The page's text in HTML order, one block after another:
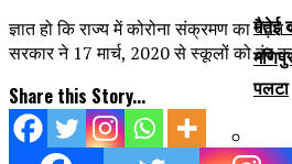
मैतेई
पलटा
ज्ञात हो कि राज्य में कोरोना संक्रमण का
सरकार ने 17 मार्च, 2020 से स्कूलों को बंद
Share this Story...